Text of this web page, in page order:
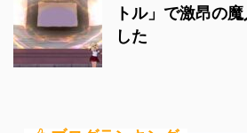
トル」で激昂の
した